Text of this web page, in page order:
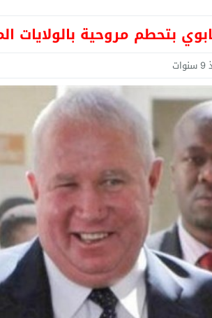
بتحطم مروحية بالولايات